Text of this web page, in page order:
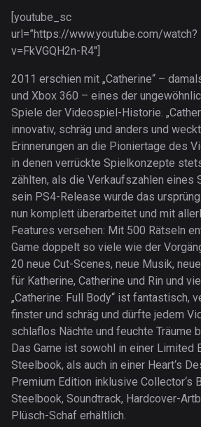
[youtube_sc
url=”https://www.youtube.com/watch?
v=FkVGQH2n-R4″]
2011 erschien mit „Catherine“ –
und Xbox 360 – eines der
Spiele der Videospiel-Historie.
innovativ, schräg und anders und
Erinnerungen an die Pioniertage des
in denen verrückte Spielkonzepte
zählten, als die Verkaufszahlen eines
sein PS4-Release wurde das
nun komplett überarbeitet und mit
Features versehen: Mit 500 Rätseln
Game doppelt so viele wie der
20 neue Cut-Scenes, neue Musik,
für Katherine, Catherine und Rin und
„Catherine: Full Body“ ist fantastisch,
finster und schräg und dürfte jedem
schlaflos Nächte und feuchte Träume
Das Game ist sowohl in einer Limited
Steelbook, als auch in einer Heart‘s
Premium Edition inklusive Collector‘s
Steelbook, Soundtrack, Hardcover-
Plüsch-Schaf erhältlich.